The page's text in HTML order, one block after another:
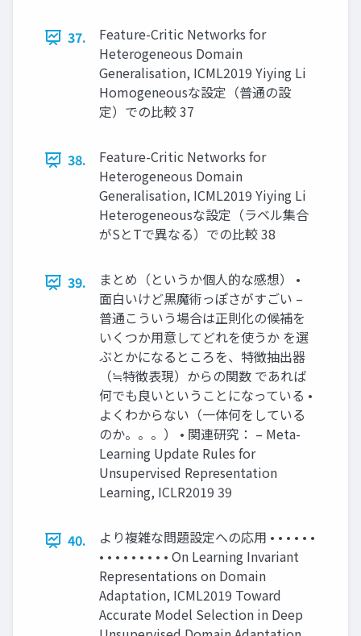
37.
Feature-Critic Networks for
Heterogeneous Domain
Generalisation, ICML2019 Yiying Li
Homogeneousな設定（普通の設
定）での比較 37
38.
Feature-Critic Networks for
Heterogeneous Domain
Generalisation, ICML2019 Yiying Li
Heterogeneousな設定（ラベル集合
がSとTで異なる）での比較 38
39.
まとめ（というか個人的な感想） •
面白いけど黒魔術っぽさがすごい –
普通こういう場合は正則化の候補を
いくつか用意してどれを使うか を選
ぶとかになるところを、特徴抽出器
（≒特徴表現）からの関数 であれば
何でも良いということになっている •
よくわからない（一体何をしている
のか。。。） • 関連研究： – Meta-
Learning Update Rules for
Unsupervised Representation
Learning, ICLR2019 39
40.
より複雑な問題設定への応用 • • • • • •
• • • • • • • • • On Learning Invariant
Representations on Domain
Adaptation, ICML2019 Toward
Accurate Model Selection in Deep